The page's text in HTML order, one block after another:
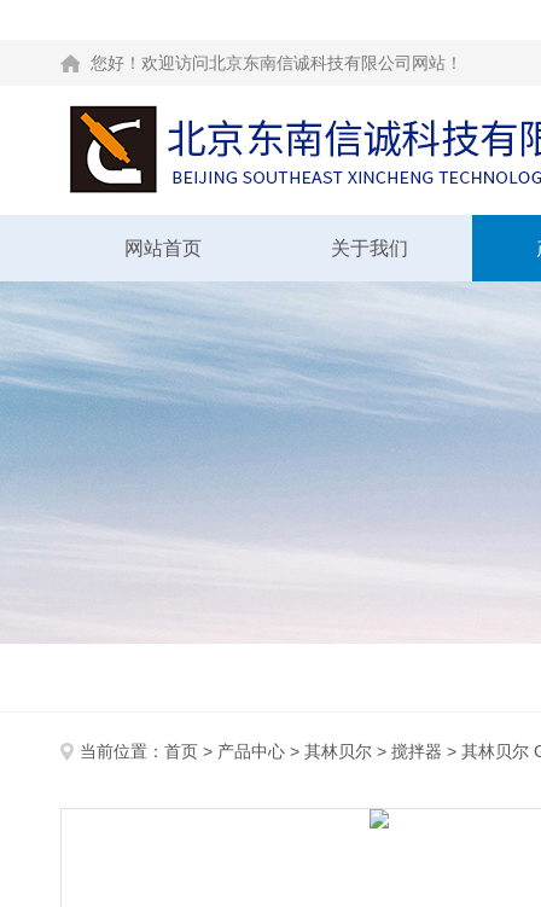
您好！欢迎访问北京东南信诚科技有限公司网站！
网站首页 关于我们
当前位置： 首页 > 产品中心 > 其林贝尔 > 搅拌器 > 其林贝尔